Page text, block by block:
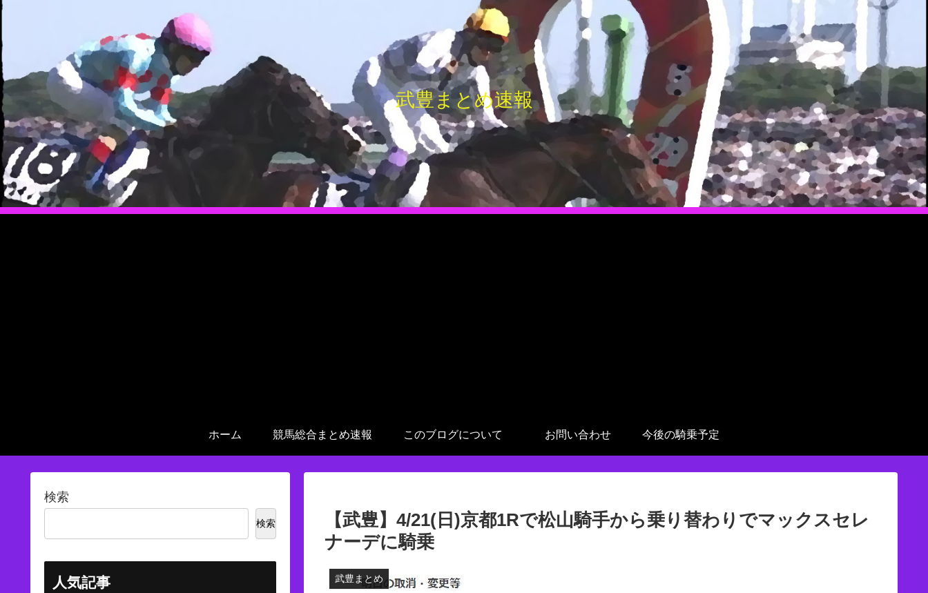
武豊まとめ速報
ホーム 競馬総合まとめ速報 このブログについて お問い合わせ 今後の騎乗予定
【武豊】4/21(日)京都1Rで松山騎手から乗り替わりでマックスセレ
ナーデに騎乗
武豊まとめ
検索
検索
人気記事